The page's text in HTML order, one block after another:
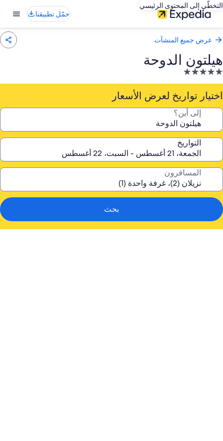
التخطّي إلى المحتوى الرئيسي
حمّل تطبيقنا
عرض جميع المنشآت
هيلتون الدوحة
منشأة
فندقية
مصنفة
5.0
اختيار تواريخ لعرض الأسعار
إلى أين؟
التواريخ
المسافرون
بحث